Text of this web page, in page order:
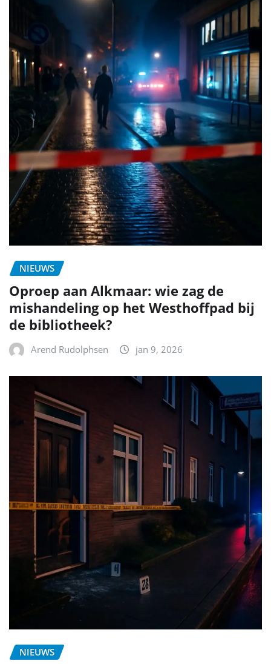
NIEUWS
Oproep aan Alkmaar: wie zag de
mishandeling op het Westhoffpad bij
de bibliotheek?
Arend Rudolphsen jan 9, 2026
NIEUWS